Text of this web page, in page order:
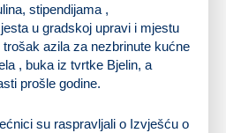
stipendijama ,
u gradskoj upravi i mjestu
azila za nezbrinute kućne
, buka iz tvrtke Bjelin, a
prošle godine.
su raspravljali o Izvješću o